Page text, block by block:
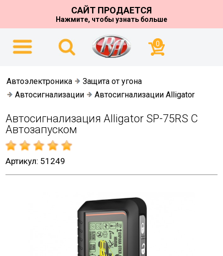
САЙТ ПРОДАЕТСЯ
Нажмите, чтобы узнать больше
0
Автоэлектроника
Защита от угона
Автосигнализации
Автосигнализации Alligator
Автосигнализация Alligator SP-75RS С
Автозапуском
Артикул: 51249